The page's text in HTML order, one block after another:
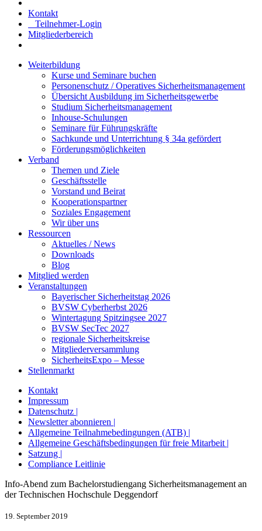
Kontakt
Teilnehmer-Login
Mitgliederbereich
Weiterbildung
Kurse und Seminare buchen
Personenschutz / Operatives Sicherheitsmanagement
Übersicht Ausbildung im Sicherheitsgewerbe
Studium Sicherheitsmanagement
Inhouse-Schulungen
Seminare für Führungskräfte
Sachkunde und Unterrichtung § 34a gefördert
Förderungsmöglichkeiten
Verband
Themen und Ziele
Geschäftsstelle
Vorstand und Beirat
Kooperationspartner
Soziales Engagement
Wir über uns
Ressourcen
Aktuelles / News
Downloads
Blog
Mitglied werden
Veranstaltungen
Bayerischer Sicherheitstag 2026
BVSW Cyberherbst 2026
Wintertagung Spitzingsee 2027
BVSW SecTec 2027
regionale Sicherheitskreise
Mitgliederversammlung
SicherheitsExpo – Messe
Stellenmarkt
Kontakt
Impressum
Datenschutz |
Newsletter abonnieren |
Allgemeine Teilnahmebedingungen (ATB) |
Allgemeine Geschäftsbedingungen für freie Mitarbeit |
Satzung |
Compliance Leitlinie
Info-Abend zum Bachelorstudiengang Sicherheitsmanagement an
der Technischen Hochschule Deggendorf
19. September 2019